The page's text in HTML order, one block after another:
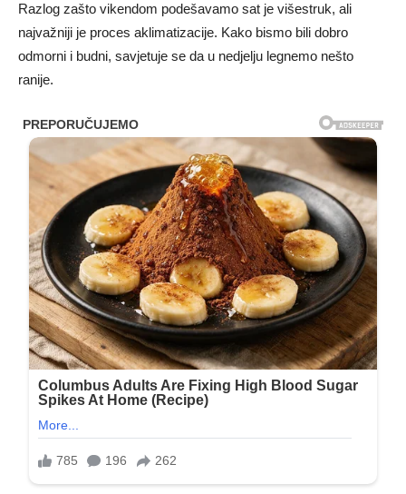
Razlog zašto vikendom podešavamo sat je višestruk, ali
najvažniji je proces aklimatizacije. Kako bismo bili dobro
odmorni i budni, savjetuje se da u nedjelju legnemo nešto
ranije.